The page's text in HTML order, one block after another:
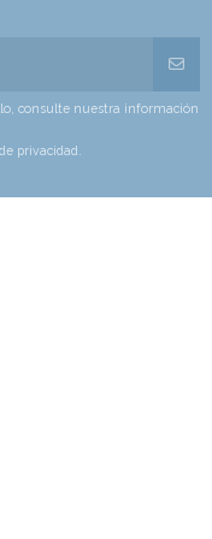
consulte nuestra información
privacidad.